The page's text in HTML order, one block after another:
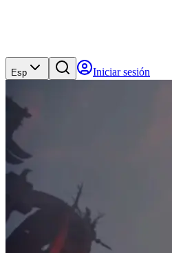
Esp Iniciar sesión